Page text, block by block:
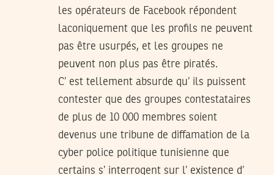
les opérateurs de Facebook répondent
laconiquement que les profils ne peuvent
pas être usurpés, et les groupes ne
peuvent non plus pas être piratés.
C’ est tellement absurde qu’ ils puissent
contester que des groupes contestataires
de plus de 10 000 membres soient
devenus une tribune de diffamation de la
cyber police politique tunisienne que
certains s’ interrogent sur l’ existence d’